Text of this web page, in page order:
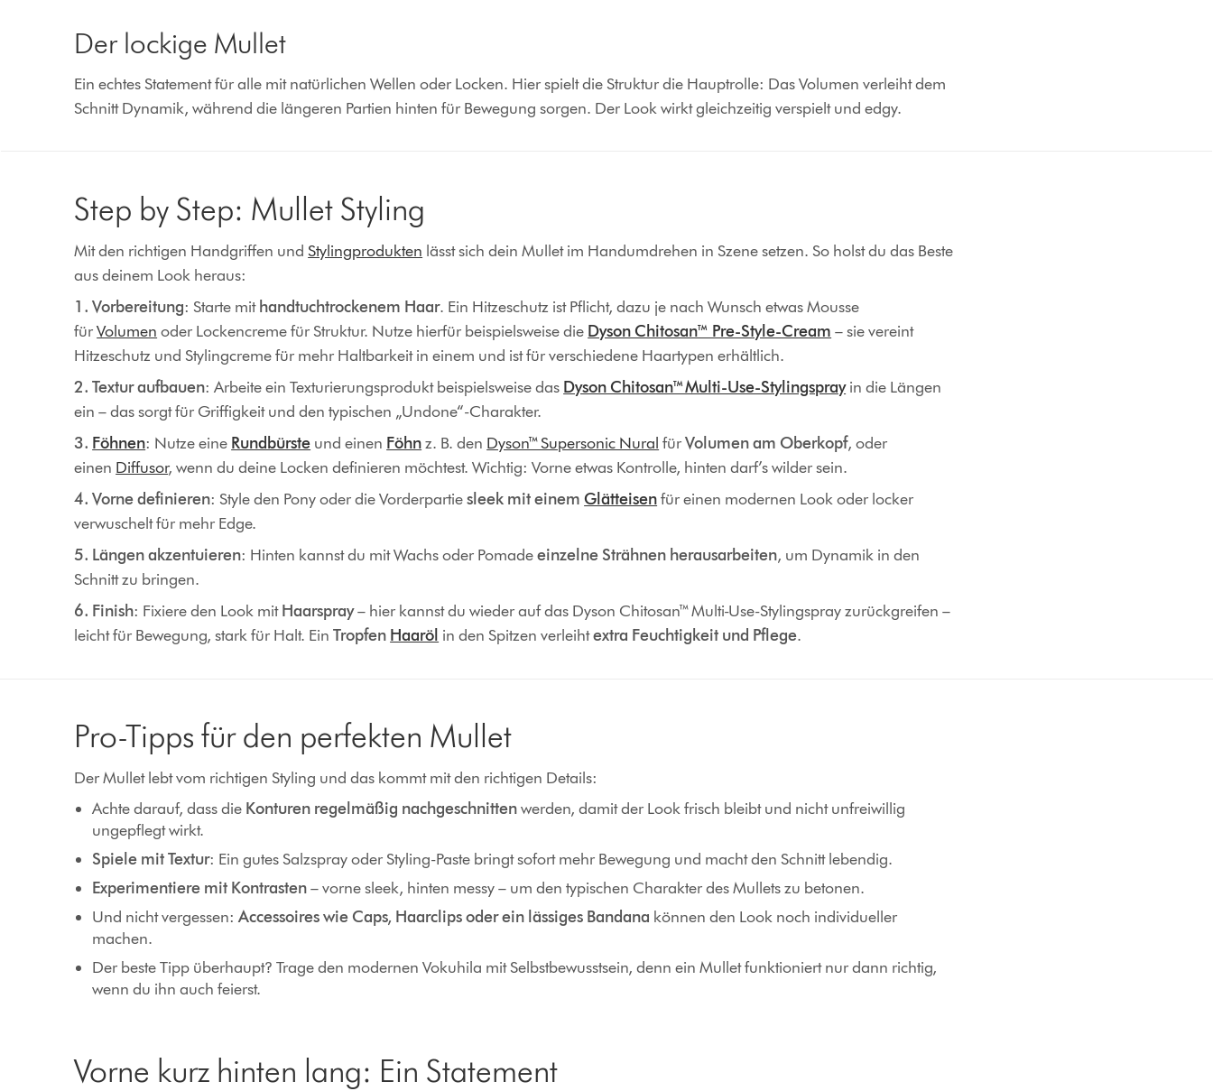
Der lockige Mullet
Ein echtes Statement für alle mit natürlichen Wellen oder Locken. Hier spielt die Struktur die Hauptrolle: Das Volumen verleiht dem
Schnitt Dynamik, während die längeren Partien hinten für Bewegung sorgen. Der Look wirkt gleichzeitig verspielt und edgy.
Step by Step: Mullet Styling
Mit den richtigen Handgriffen undStylingprodukten lässt sich dein Mullet im Handumdrehen in Szene setzen. So holst du das Beste
aus deinem Look heraus:
1. Vorbereitung: Starte mit handtuchtrockenem Haar. Ein Hitzeschutz ist Pflicht, dazu je nach Wunsch etwas Mousse
fürVolumen oder Lockencreme für Struktur. Nutze hierfür beispielsweise die Dyson Chitosan™ Pre-Style-Cream – sie vereint
Hitzeschutz und Stylingcreme für mehr Haltbarkeit in einem und ist für verschiedene Haartypen erhältlich.
2. Textur aufbauen: Arbeite ein Texturierungsprodukt beispielsweise das Dyson Chitosan™ Multi-Use-Stylingsprayin die Längen
ein – das sorgt für Griffigkeit und den typischen „Undone“-Charakter.
3. Föhnen: Nutze eine Rundbürste und einen Föhnz. B. den Dyson™ Supersonic Nural fürVolumen am Oberkopf, oder
einen Diffusor, wenn du deine Locken definieren möchtest. Wichtig: Vorne etwas Kontrolle, hinten darf’s wilder sein.
4. Vorne definieren: Style den Pony oder die Vorderpartiesleek mit einemGlätteisenfür einen modernen Look oder locker
verwuschelt für mehr Edge.
5. Längen akzentuieren: Hinten kannst du mit Wachs oder Pomadeeinzelne Strähnen herausarbeiten, um Dynamik in den
Schnitt zu bringen.
6. Finish: Fixiere den Look mitHaarspray– hier kannst du wieder auf das Dyson Chitosan™ Multi-Use-Stylingspray zurückgreifen –
leicht für Bewegung, stark für Halt. EinTropfen Haaröl in den Spitzen verleihtextra Feuchtigkeit und Pflege.
Pro-Tipps für den perfekten Mullet
Der Mullet lebt vom richtigen Styling und das kommt mit den richtigen Details:
Achte darauf, dass die Konturen regelmäßig nachgeschnittenwerden, damit der Look frisch bleibt und nicht unfreiwillig
ungepflegt wirkt.
Spiele mit Textur: Ein gutes Salzspray oder Styling-Paste bringt sofort mehr Bewegung und macht den Schnitt lebendig.
Experimentiere mit Kontrasten– vorne sleek, hinten messy – um den typischen Charakter des Mullets zu betonen.
Und nicht vergessen:Accessoires wie Caps, Haarclips oder ein lässiges Bandana können den Look noch individueller
machen.
Der beste Tipp überhaupt? Trage den modernen Vokuhila mit Selbstbewusstsein, denn ein Mullet funktioniert nur dann richtig,
wenn du ihn auch feierst.
Vorne kurz hinten lang: Ein Statement